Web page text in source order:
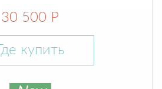
30 500 Р
Где купить